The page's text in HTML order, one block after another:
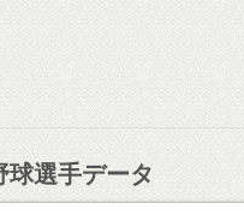
球選手データ